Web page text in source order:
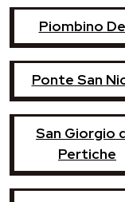
Piombino
Ponte San
San Giorgio
Pertiche